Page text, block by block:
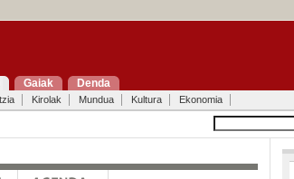
Gaiak Denda
Kirolak Mundua Kultura Ekonomia